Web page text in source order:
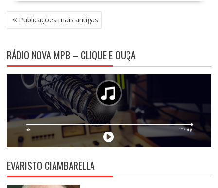
N
A
E
G
A
P
O
P
S
T
Publicações mais antigas
RÁDIO NOVA MPB – CLIQUE E OUÇA
EVARISTO CIAMBARELLA